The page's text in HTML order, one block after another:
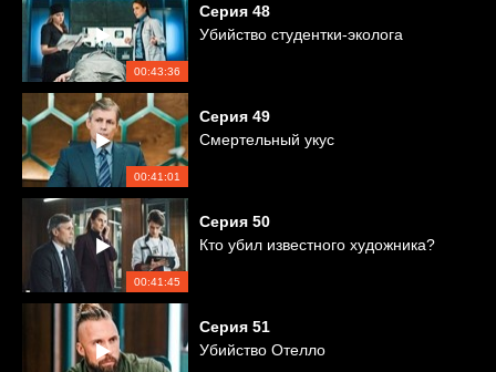
00:43:36
Серия 48
Убийство студентки-эколога
00:41:01
Серия 49
Смертельный укус
00:41:45
Серия 50
Кто убил известного художника?
Серия 51
Убийство Отелло